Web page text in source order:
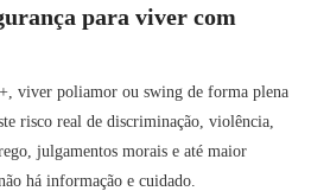
para viver com
viver poliamor ou swing de forma plena
risco real de discriminação, violência,
julgamentos morais e até maior
há informação e cuidado.